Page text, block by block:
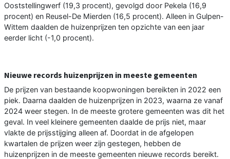
Ooststellingwerf (19,3 procent), gevolgd door Pekela (16,9
procent) en Reusel-De Mierden (16,5 procent). Alleen in Gulpen-
Wittem daalden de huizenprijzen ten opzichte van een jaar
eerder licht (-1,0 procent).
Nieuwe records huizenprijzen in meeste gemeenten
De prijzen van bestaande koopwoningen bereikten in 2022 een
piek. Daarna daalden de huizenprijzen in 2023, waarna ze vanaf
2024 weer stegen. In de meeste grotere gemeenten was dit het
geval. In veel kleinere gemeenten daalde de prijs niet, maar
vlakte de prijsstijging alleen af. Doordat in de afgelopen
kwartalen de prijzen weer zijn gestegen, hebben de
huizenprijzen in de meeste gemeenten nieuwe records bereikt.